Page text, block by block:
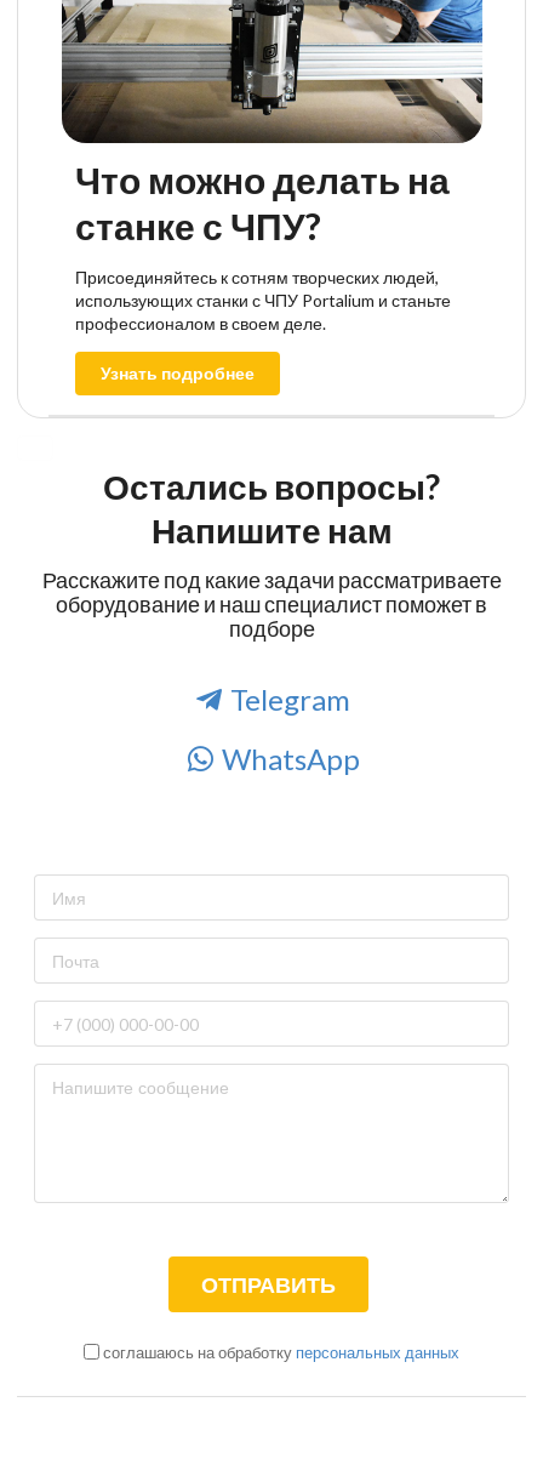
Что можно делать на
станке с ЧПУ?
Присоединяйтесь к сотням творческих людей,
использующих станки с ЧПУ Portalium и станьте
профессионалом в своем деле.
Узнать подробнее
Остались вопросы?
Напишите нам
Расскажите под какие задачи рассматриваете
оборудование и наш специалист поможет в
подборе
Telegram
WhatsApp
соглашаюсь на обработку персональных данных